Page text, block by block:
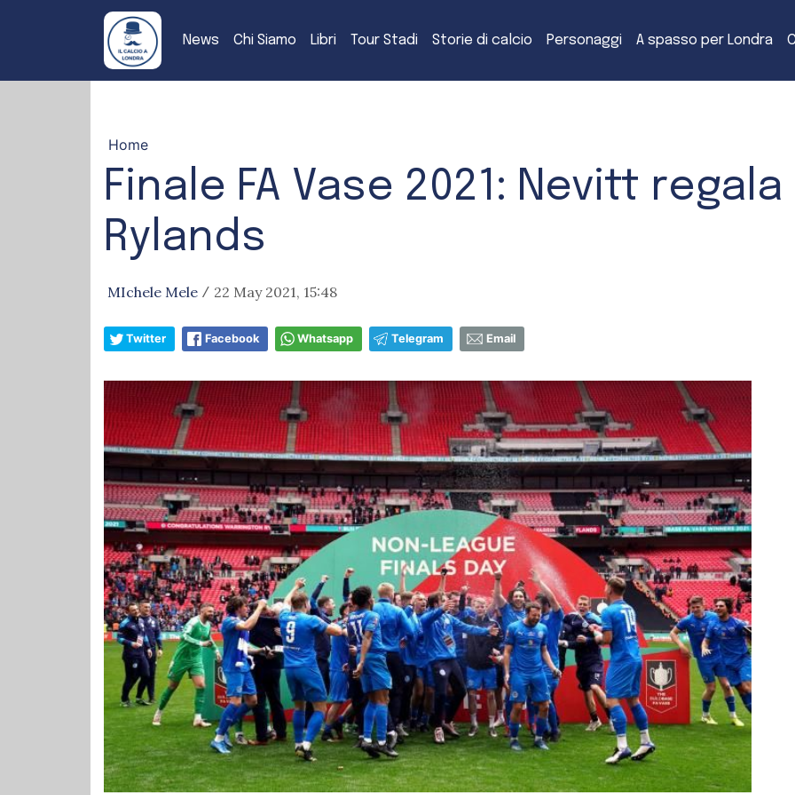
News Chi Siamo Libri Tour Stadi Storie di calcio Personaggi A spasso per Londra
Home
Finale FA Vase 2021: Nevitt
Rylands
MIchele Mele / 22 May 2021, 15:48
Twitter Facebook Whatsapp Telegram Email